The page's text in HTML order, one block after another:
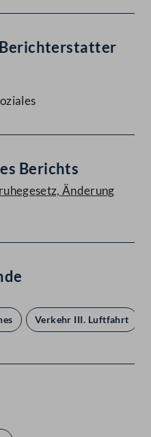
Berichts
Änderung
Verkehr III. Luftfahrt